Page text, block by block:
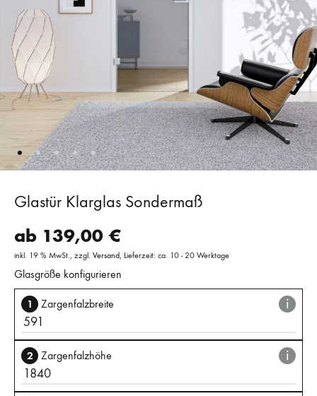
Glastür Klarglas Sondermaß
ab 139,00 €
inkl. 19 % MwSt. zzgl. Versand Lieferzeit: ca. 10 - 20 Werktage
Glasgröße konfigurieren
1 Zargenfalzbreite i
2 Zargenfalzhöhe i